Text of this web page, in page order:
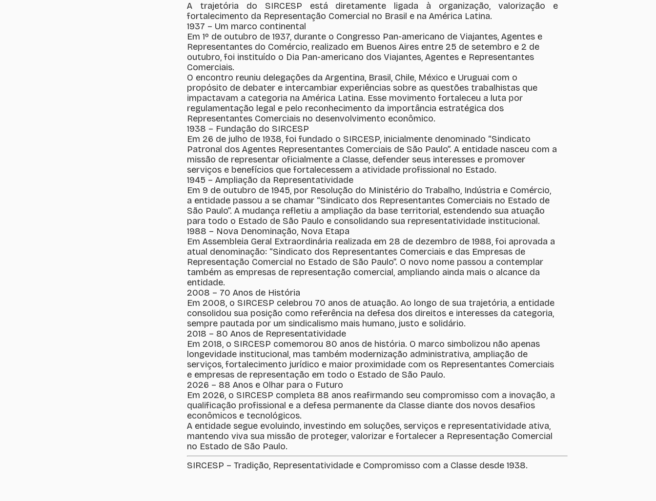
A trajetória do SIRCESP está diretamente ligada à organização, valorização e
fortalecimento da Representação Comercial no Brasil e na América Latina.
1937 – Um marco continental
Em 1º de outubro de 1937, durante o Congresso Pan-americano de Viajantes, Agentes e
Representantes do Comércio, realizado em Buenos Aires entre 25 de setembro e 2 de
outubro, foi instituído o Dia Pan-americano dos Viajantes, Agentes e Representantes
Comerciais.
O encontro reuniu delegações da Argentina, Brasil, Chile, México e Uruguai com o
propósito de debater e intercambiar experiências sobre as questões trabalhistas que
impactavam a categoria na América Latina. Esse movimento fortaleceu a luta por
regulamentação legal e pelo reconhecimento da importância estratégica dos
Representantes Comerciais no desenvolvimento econômico.
1938 – Fundação do SIRCESP
Em 26 de julho de 1938, foi fundado o SIRCESP, inicialmente denominado “Sindicato
Patronal dos Agentes Representantes Comerciais de São Paulo”. A entidade nasceu com a
missão de representar oficialmente a Classe, defender seus interesses e promover
serviços e benefícios que fortalecessem a atividade profissional no Estado.
1945 – Ampliação da Representatividade
Em 9 de outubro de 1945, por Resolução do Ministério do Trabalho, Indústria e Comércio,
a entidade passou a se chamar “Sindicato dos Representantes Comerciais no Estado de
São Paulo”. A mudança refletiu a ampliação da base territorial, estendendo sua atuação
para todo o Estado de São Paulo e consolidando sua representatividade institucional.
1988 – Nova Denominação, Nova Etapa
Em Assembleia Geral Extraordinária realizada em 28 de dezembro de 1988, foi aprovada a
atual denominação: “Sindicato dos Representantes Comerciais e das Empresas de
Representação Comercial no Estado de São Paulo”. O novo nome passou a contemplar
também as empresas de representação comercial, ampliando ainda mais o alcance da
entidade.
2008 – 70 Anos de História
Em 2008, o SIRCESP celebrou 70 anos de atuação. Ao longo de sua trajetória, a entidade
consolidou sua posição como referência na defesa dos direitos e interesses da categoria,
sempre pautada por um sindicalismo mais humano, justo e solidário.
2018 – 80 Anos de Representatividade
Em 2018, o SIRCESP comemorou 80 anos de história. O marco simbolizou não apenas
longevidade institucional, mas também modernização administrativa, ampliação de
serviços, fortalecimento jurídico e maior proximidade com os Representantes Comerciais
e empresas de representação em todo o Estado de São Paulo.
2026 – 88 Anos e Olhar para o Futuro
Em 2026, o SIRCESP completa 88 anos reafirmando seu compromisso com a inovação, a
qualificação profissional e a defesa permanente da Classe diante dos novos desafios
econômicos e tecnológicos.
A entidade segue evoluindo, investindo em soluções, serviços e representatividade ativa,
mantendo viva sua missão de proteger, valorizar e fortalecer a Representação Comercial
no Estado de São Paulo.
SIRCESP – Tradição, Representatividade e Compromisso com a Classe desde 1938.